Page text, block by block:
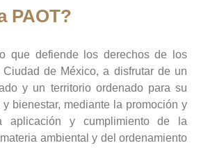
PAOT?
que defiende los derechos de los
de México, a disfrutar de un
y un territorio ordenado para su
bienestar, mediante la promoción y
aplicación y cumplimiento de la
ambiental y del ordenamiento